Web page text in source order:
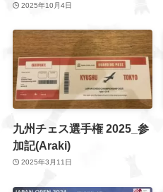
2025年10月4日
九州チェス選手権 2025_参
加記(Araki)
2025年3月11日